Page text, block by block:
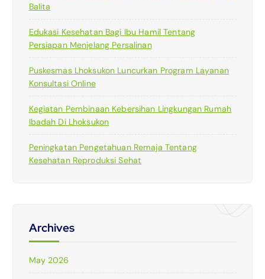
Balita
Edukasi Kesehatan Bagi Ibu Hamil Tentang
Persiapan Menjelang Persalinan
Puskesmas Lhoksukon Luncurkan Program Layanan
Konsultasi Online
Kegiatan Pembinaan Kebersihan Lingkungan Rumah
Ibadah Di Lhoksukon
Peningkatan Pengetahuan Remaja Tentang
Kesehatan Reproduksi Sehat
Archives
May 2026